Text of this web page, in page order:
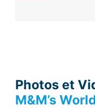
Photos et
M&M’s